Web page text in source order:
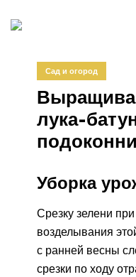
Сад и огород
лука-
Уборка
Срезку зелени
возделывания
с ранней весны
срезки по ходу